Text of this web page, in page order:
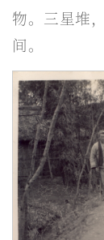
物。三星堆
间。